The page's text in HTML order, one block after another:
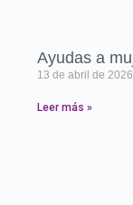
Ayudas a
13 de abril de 2026
Leer más »